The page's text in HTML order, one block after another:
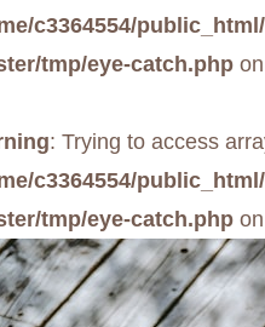
c3364554/
tmp/eye-catch.php
: Trying to access
c3364554/
tmp/eye-catch.php